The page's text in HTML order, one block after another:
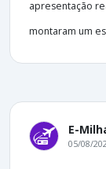
apresentação
montaram um
E-
05/08/